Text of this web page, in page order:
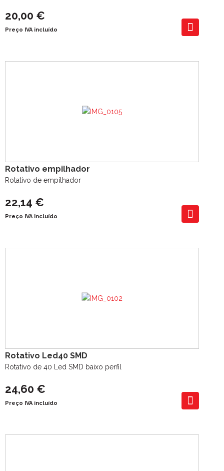
20,00 €
Preço IVA incluído
Rotativo empilhador
Rotativo de empilhador
22,14 €
Preço IVA incluído
Rotativo Led40 SMD
Rotativo de 40 Led SMD baixo perfil
24,60 €
Preço IVA incluído